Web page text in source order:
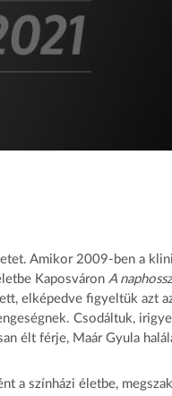
Amikor 2009-ben a
Kaposváron A
elképedve figyeltük azt
Csodáltuk,
élt férje, Maár Gyula
a színházi életbe,